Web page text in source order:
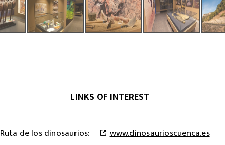
LINKS OF INTEREST
Ruta de los dinosaurios: www.dinosaurioscuenca.es